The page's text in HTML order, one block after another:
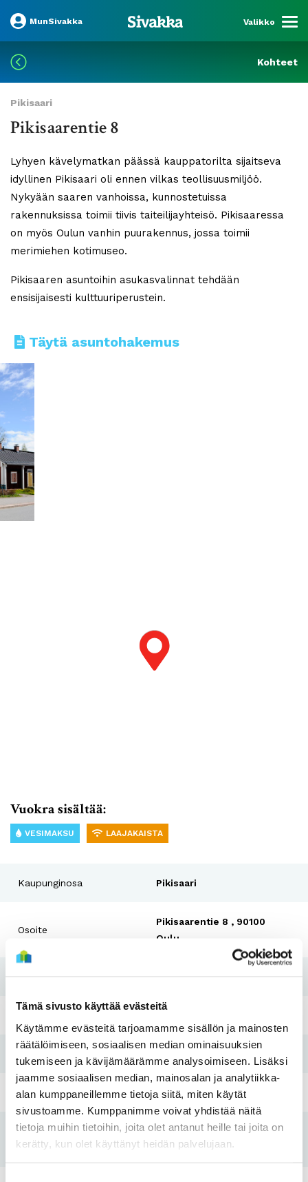
Tämä sivusto käyttää evästeitä
Käytämme evästeitä tarjoamamme sisällön ja mainosten
räätälöimiseen, sosiaalisen median ominaisuuksien
tukemiseen ja kävijämäärämme analysoimiseen. Lisäksi
jaamme sosiaalisen median, mainosalan ja analytiikka-
alan kumppaneillemme tietoja siitä, miten käytät
sivustoamme. Kumppanimme voivat yhdistää näitä
tietoja muihin tietoihin, joita olet antanut heille tai joita on
kerätty, kun olet käyttänyt heidän palvelujaan.
MunSivakka Valikko
Kohteet
Pikisaari
Pikisaarentie 8
Lyhyen kävelymatkan päässä kauppatorilta sijaitseva
idyllinen Pikisaari oli ennen vilkas teollisuusmiljöö.
Nykyään saaren vanhoissa, kunnostetuissa
rakennuksissa toimii tiivis taiteilijayhteisö. Pikisaaressa
on myös Oulun vanhin puurakennus, jossa toimii
merimiehen kotimuseo.
Pikisaaren asuntoihin asukasvalinnat tehdään
ensisijaisesti kulttuuriperustein.
Täytä asuntohakemus
Vuokra sisältää:
VESIMAKSU LAAJAKAISTA
Kaupunginosa Pikisaari
Osoite
Pikisaarentie 8 , 90100
Oulu
Perusparannusvuosi
Hissi Ei
Tulo- ja
varallisuusraja
Kyllä